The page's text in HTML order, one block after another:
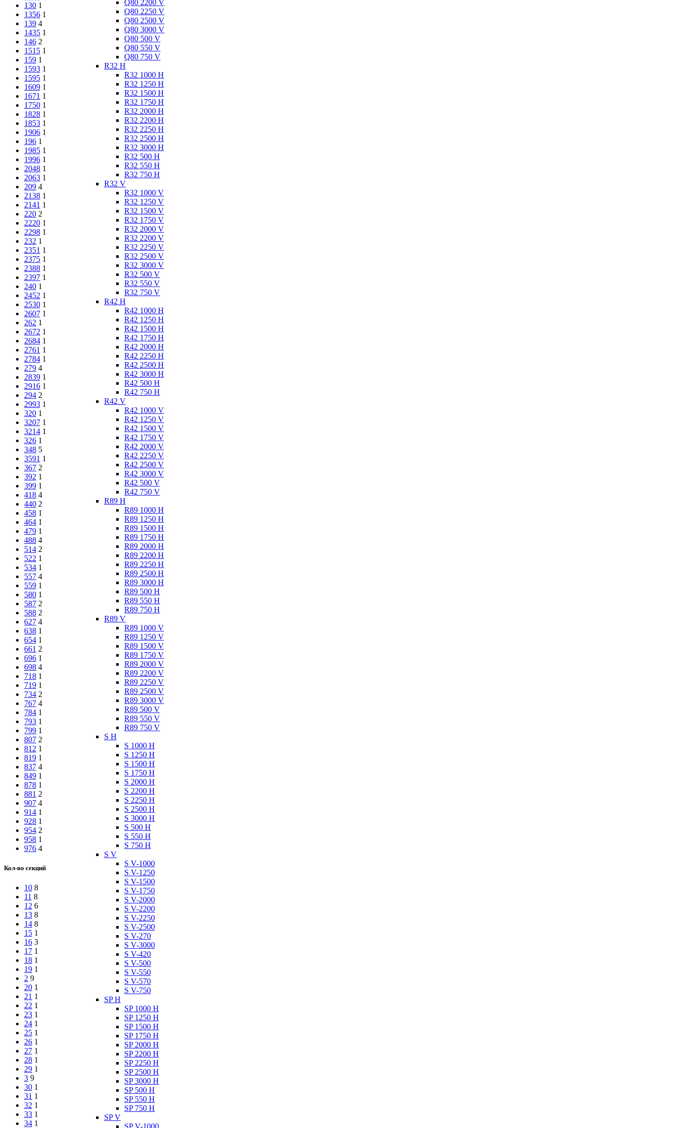
Q80 2200 V
Q80 2250 V
Q80 2500 V
Q80 3000 V
Q80 500 V
Q80 550 V
Q80 750 V
R32 H
R32 1000 H
R32 1250 H
R32 1500 H
R32 1750 H
R32 2000 H
R32 2200 H
R32 2250 H
R32 2500 H
R32 3000 H
R32 500 H
R32 550 H
R32 750 H
R32 V
R32 1000 V
R32 1250 V
R32 1500 V
R32 1750 V
R32 2000 V
R32 2200 V
R32 2250 V
R32 2500 V
R32 3000 V
R32 500 V
R32 550 V
R32 750 V
R42 H
R42 1000 H
R42 1250 H
R42 1500 H
R42 1750 H
R42 2000 H
R42 2250 H
R42 2500 H
R42 3000 H
R42 500 H
R42 750 H
R42 V
R42 1000 V
R42 1250 V
R42 1500 V
R42 1750 V
R42 2000 V
R42 2250 V
R42 2500 V
R42 3000 V
R42 500 V
R42 750 V
R89 H
R89 1000 H
R89 1250 H
R89 1500 H
R89 1750 H
R89 2000 H
R89 2200 H
R89 2250 H
R89 2500 H
R89 3000 H
R89 500 H
R89 550 H
R89 750 H
R89 V
R89 1000 V
R89 1250 V
R89 1500 V
R89 1750 V
R89 2000 V
R89 2200 V
R89 2250 V
R89 2500 V
R89 3000 V
R89 500 V
R89 550 V
R89 750 V
S H
S 1000 H
S 1250 H
S 1500 H
S 1750 H
S 2000 H
S 2200 H
S 2250 H
S 2500 H
S 3000 H
S 500 H
S 550 H
S 750 H
S V
S V-1000
S V-1250
S V-1500
S V-1750
S V-2000
S V-2200
S V-2250
S V-2500
S V-270
S V-3000
S V-420
S V-500
S V-550
S V-570
S V-750
SP H
SP 1000 H
SP 1250 H
SP 1500 H
SP 1750 H
SP 2000 H
SP 2200 H
SP 2250 H
SP 2500 H
SP 3000 H
SP 500 H
SP 550 H
SP 750 H
SP V
SP V-1000
130 1
1356 1
139 4
1435 1
146 2
1515 1
159 1
1593 1
1595 1
1609 1
1671 1
1750 1
1828 1
1853 1
1906 1
196 1
1985 1
1996 1
2048 1
2063 1
209 4
2138 1
2141 1
220 2
2220 1
2298 1
232 1
2351 1
2375 1
2388 1
2397 1
240 1
2452 1
2530 1
2607 1
262 1
2672 1
2684 1
2761 1
2784 1
279 4
2839 1
2916 1
294 2
2993 1
320 1
3207 1
3214 1
326 1
348 5
3591 1
367 2
392 1
399 1
418 4
440 2
458 1
464 1
479 1
488 4
514 2
522 1
534 1
557 4
559 1
580 1
587 2
588 2
627 4
638 1
654 1
661 2
696 1
698 4
718 1
719 1
734 2
767 4
784 1
793 1
799 1
807 2
812 1
819 1
837 4
849 1
878 1
881 2
907 4
914 1
928 1
954 2
958 1
976 4
Кол-во секций
10 8
11 8
12 6
13 8
14 8
15 1
16 3
17 1
18 1
19 1
2 9
20 1
21 1
22 1
23 1
24 1
25 1
26 1
27 1
28 1
29 1
3 9
30 1
31 1
32 1
33 1
34 1